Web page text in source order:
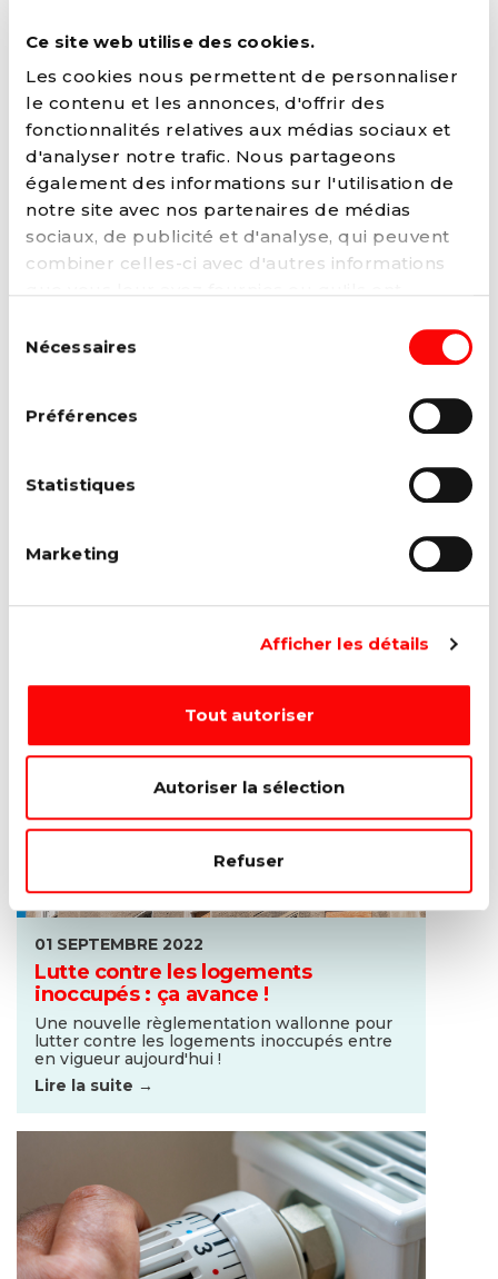
Ce site web utilise des cookies.
Les cookies nous permettent de personnaliser
le contenu et les annonces, d'offrir des
fonctionnalités relatives aux médias sociaux et
d'analyser notre trafic. Nous partageons
également des informations sur l'utilisation de
notre site avec nos partenaires de médias
sociaux, de publicité et d'analyse, qui peuvent
combiner celles-ci avec d'autres informations
services. Vous pouvez à tout moment modifier
politique
duNécessaires
Préférences
Statistiques
Marketing
Afficher les détails
Tout autoriser
Autoriser la sélection
Refuser
dans près de la moitié des Maisons
Des soins de santé accessibles
financièrement : un·e assistant·e social·e en
plus dans près de...
Lire la suite →
20 SEPTEMBRE 2022
Report des crédits hypothécaires : il
L’augmentation du coût de l’énergie se traduit
01 SEPTEMBRE 2022
Lutte contre les logements
inoccupés : ça avance !
Une nouvelle règlementation wallonne pour
lutter contre les logements inoccupés entre
en vigueur aujourd'hui !
Lire la suite →